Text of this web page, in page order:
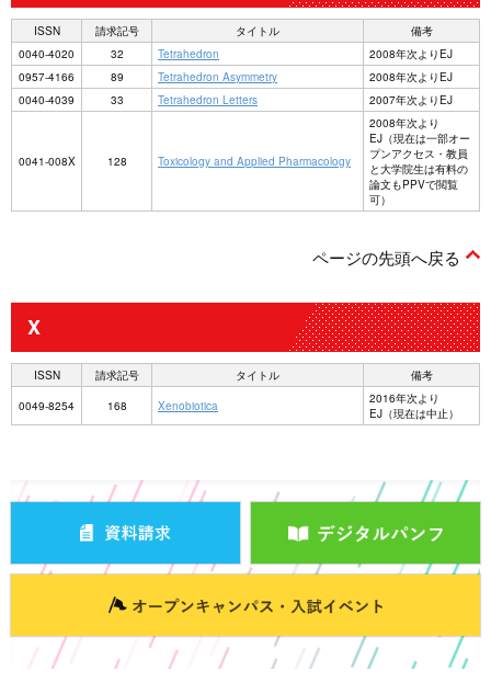
ISSN 請求記号 タイトル
備考
0040-4020
32 Tetrahedron
2008年次よりEJ
0957-4166
89 Tetrahedron Asymmetry
2008年次よりEJ
0040-4039
33 Tetrahedron Letters 2007年次よりEJ
0041-008X 128 Toxicology and Applied Pharmacology
2008年次より
EJ（現在は一部オー
プンアクセス・教員
と大学院生は有料の
論文もPPVで閲覧
可）
ページの先頭へ戻る
X
ISSN 請求記号 タイトル
備考
0049-8254
168 Xenobiotica
2016年次より
EJ（現在は中止）